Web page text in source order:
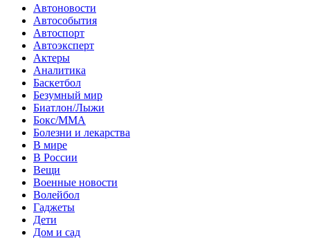
Автоновости
Автособытия
Автоспорт
Автоэксперт
Актеры
Аналитика
Баскетбол
Безумный мир
Биатлон/Лыжи
Бокс/MMA
Болезни и лекарства
В мире
В России
Вещи
Военные новости
Волейбол
Гаджеты
Дети
Дом и сад